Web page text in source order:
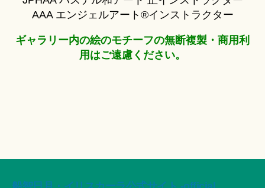
AAA エンジェルアート®インストラクター
ギャラリー内の絵のモチーフの無断複製・商用利
用はご遠慮ください。